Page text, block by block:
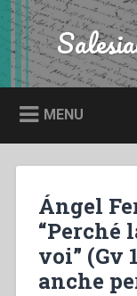
Skip
to
content
Search
MENU
Ángel
“Perché
voi” (Gv
anche